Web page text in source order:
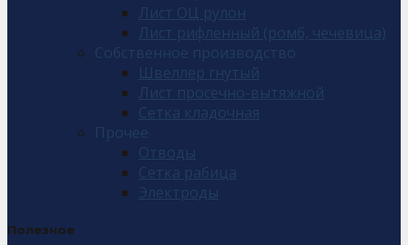
Лист ОЦ рулон
Лист рифленный (ромб, чечевица)
Собственное производство
Швеллер гнутый
Лист просечно-вытяжной
Сетка кладочная
Прочее
Отводы
Сетка рабица
Электроды
Полезное